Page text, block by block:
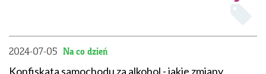
2024-07-05 Na co dzień
Konfiskata samochodu za alkohol - jakie zmiany